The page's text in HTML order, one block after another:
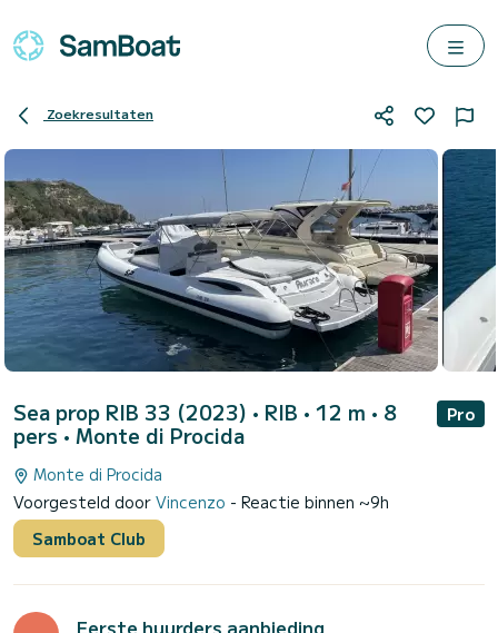
Zoekresultaten
Sea prop RIB 33 (2023) • RIB • 12 m • 8
pers • Monte di Procida
Pro
Monte di Procida
Voorgesteld door Vincenzo - Reactie binnen ~9h
Samboat Club
Eerste huurders aanbieding